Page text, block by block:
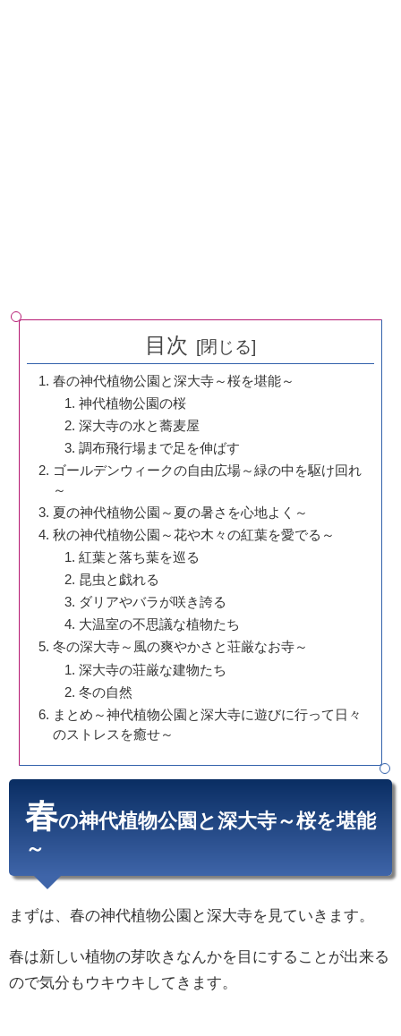
目次
春の神代植物公園と深大寺～桜を堪能～
神代植物公園の桜
深大寺の水と蕎麦屋
調布飛行場まで足を伸ばす
ゴールデンウィークの自由広場～緑の中を駆け回れ
～
夏の神代植物公園～夏の暑さを心地よく～
秋の神代植物公園～花や木々の紅葉を愛でる～
紅葉と落ち葉を巡る
昆虫と戯れる
ダリアやバラが咲き誇る
大温室の不思議な植物たち
冬の深大寺～風の爽やかさと荘厳なお寺～
深大寺の荘厳な建物たち
冬の自然
まとめ～神代植物公園と深大寺に遊びに行って日々
のストレスを癒せ～
春の神代植物公園と深大寺～桜を堪能
～
まずは、春の神代植物公園と深大寺を見ていきます。
春は新しい植物の芽吹きなんかを目にすることが出来る
ので気分もウキウキしてきます。